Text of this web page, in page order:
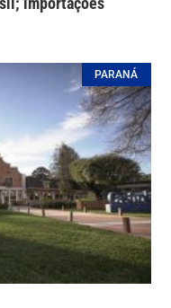
PARANÁ